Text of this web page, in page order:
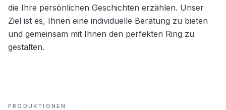
die Ihre persönlichen Geschichten erzählen. Unser
Ziel ist es, Ihnen eine individuelle Beratung zu bieten
und gemeinsam mit Ihnen den perfekten Ring zu
gestalten.
PRODUKTIONEN